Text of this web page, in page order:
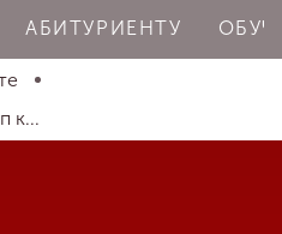
АБИТУРИЕНТУ
к...